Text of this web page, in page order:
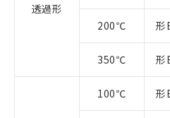
透過形
200℃ 形
350℃ 形
100℃ 形